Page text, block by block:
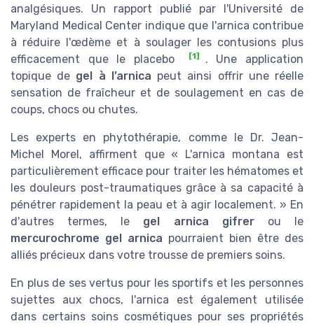
analgésiques. Un rapport publié par l'Université de
Maryland Medical Center indique que l'arnica contribue
à réduire l'œdème et à soulager les contusions plus
efficacement que le placebo
[1]
. Une application
topique de gel à l’arnica peut ainsi offrir une réelle
sensation de fraîcheur et de soulagement en cas de
coups, chocs ou chutes.
Les experts en phytothérapie, comme le Dr. Jean-
Michel Morel, affirment que « L'arnica montana est
particulièrement efficace pour traiter les hématomes et
les douleurs post-traumatiques grâce à sa capacité à
pénétrer rapidement la peau et à agir localement. » En
d'autres termes, le gel arnica gifrerou le
mercurochrome gel arnica pourraient bien être des
alliés précieux dans votre trousse de premiers soins.
En plus de ses vertus pour les sportifs et les personnes
sujettes aux chocs, l'arnica est également utilisée
dans certains soins cosmétiques pour ses propriétés